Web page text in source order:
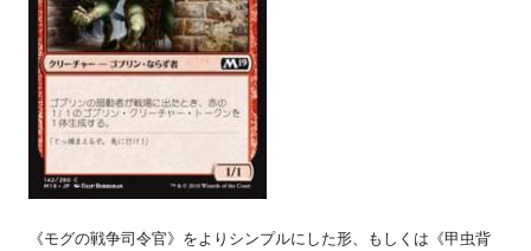
《モグの戦争司令官》をよりシンプルにした形、もしくは《甲虫背